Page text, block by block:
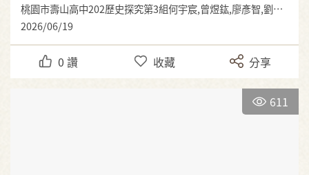
桃園市壽山高中202歷史探究第3組何宇宸,曾煜鈜,廖彥智,劉軒瑞
2026/06/19
0 讚 收藏 分享
611